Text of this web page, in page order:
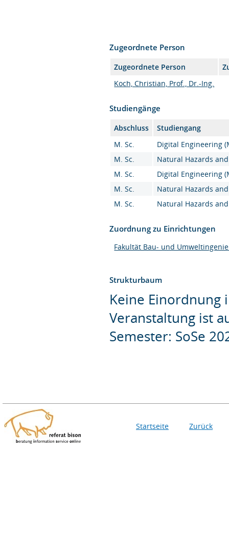
Zugeordnete Person
Zugeordnete Person
Koch, Christian, Prof., Dr.-Ing.
Studiengänge
Abschluss
Studiengang
M. Sc.
Digital Engineering
M. Sc.
Natural Hazards and
M. Sc.
Digital Engineering
M. Sc.
Natural Hazards and
M. Sc.
Natural Hazards and
Zuordnung zu Einrichtungen
Fakultät Bau- und
Strukturbaum
Keine Einordnung
Veranstaltung ist
Semester: SoSe
Startseite Zurück